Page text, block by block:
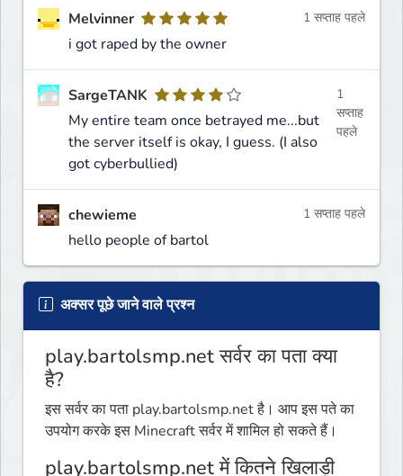
Melvinner
i got raped by the owner
1 सप्ताह पहले
SargeTANK
My entire team once betrayed me...but
the server itself is okay, I guess. (I also
got cyberbullied)
1
सप्ताह
पहले
chewieme
hello people of bartol
1 सप्ताह पहले
अक्सर पूछे जाने वाले प्रश्न
play.bartolsmp.net सर्वर का पता क्या
है?
इस सर्वर का पता play.bartolsmp.net है। आप इस पते का
उपयोग करके इस Minecraft सर्वर में शामिल हो सकते हैं।
play.bartolsmp.net में कितने खिलाड़ी